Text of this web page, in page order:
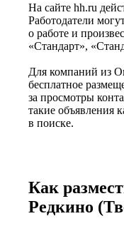
На сайте hh.ru
Работодатели
о работе и
«Стандарт»,
Для компаний из
бесплатное
за просмотры
такие объявления
в поиске.
Как
Редкино